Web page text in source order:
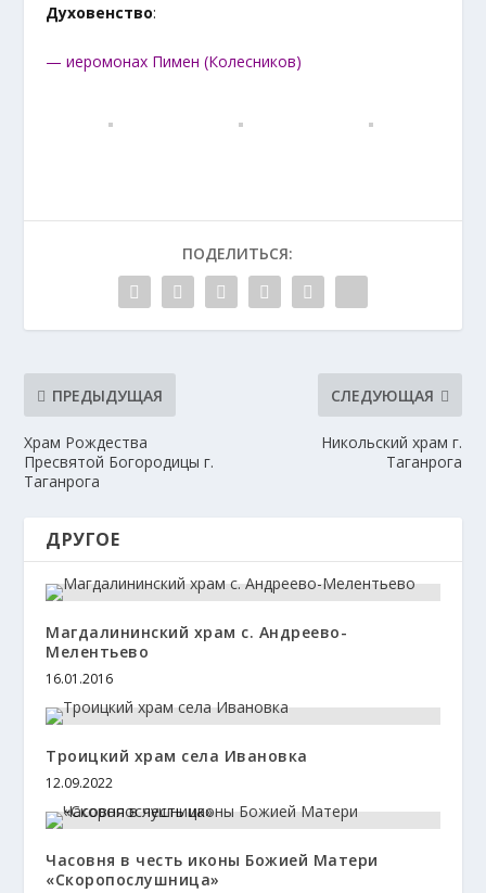
Духовенство:
— иеромонах Пимен (Колесников)
ПОДЕЛИТЬСЯ:
ПРЕДЫДУЩАЯ
Храм Рождества
Пресвятой Богородицы г.
Таганрога
СЛЕДУЮЩАЯ
Никольский храм г.
Таганрога
ДРУГОЕ
Магдалининский храм с. Андреево-
Мелентьево
16.01.2016
Троицкий храм села Ивановка
12.09.2022
Часовня в честь иконы Божией Матери
«Скоропослушница»